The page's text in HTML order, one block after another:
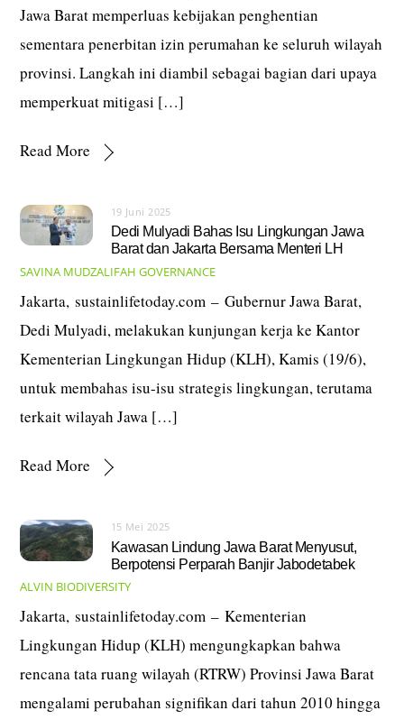
Jawa Barat memperluas kebijakan penghentian
sementara penerbitan izin perumahan ke seluruh wilayah
provinsi. Langkah ini diambil sebagai bagian dari upaya
memperkuat mitigasi […]
Read More
19 Juni 2025
Dedi Mulyadi Bahas Isu Lingkungan Jawa
Barat dan Jakarta Bersama Menteri LH
SAVINA MUDZALIFAH GOVERNANCE
Jakarta, sustainlifetoday.com – Gubernur Jawa Barat,
Dedi Mulyadi, melakukan kunjungan kerja ke Kantor
Kementerian Lingkungan Hidup (KLH), Kamis (19/6),
untuk membahas isu-isu strategis lingkungan, terutama
terkait wilayah Jawa […]
Read More
15 Mei 2025
Kawasan Lindung Jawa Barat Menyusut,
Berpotensi Perparah Banjir Jabodetabek
ALVIN BIODIVERSITY
Jakarta, sustainlifetoday.com – Kementerian
Lingkungan Hidup (KLH) mengungkapkan bahwa
rencana tata ruang wilayah (RTRW) Provinsi Jawa Barat
mengalami perubahan signifikan dari tahun 2010 hingga